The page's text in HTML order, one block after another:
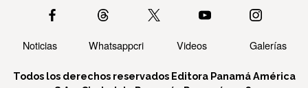
Noticias Whatsappcri Videos Galerías
Todos los derechos reservados Editora Panamá América